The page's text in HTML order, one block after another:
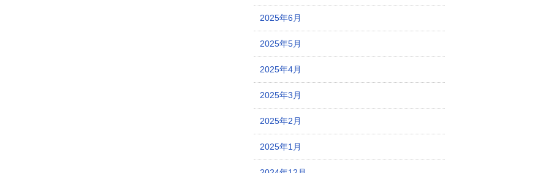
2025年6月
2025年5月
2025年4月
2025年3月
2025年2月
2025年1月